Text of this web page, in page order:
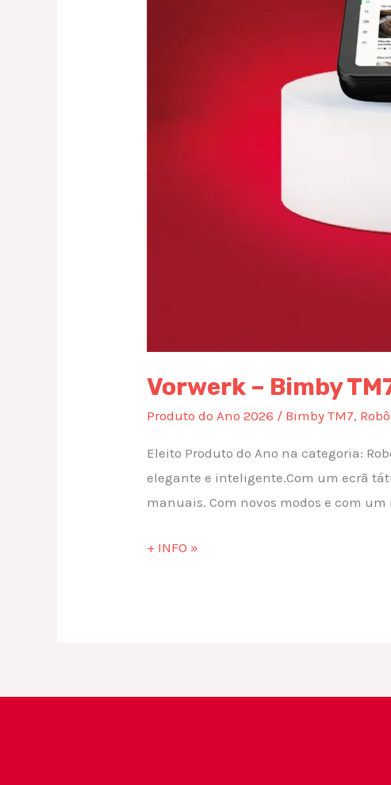
Vorwerk – Bimby
Produto do Ano 2026 / Bimby TM7,
Eleito Produto do Ano na categoria:
elegante e inteligente.Com um ecrã
manuais. Com novos modos e com
+ INFO »